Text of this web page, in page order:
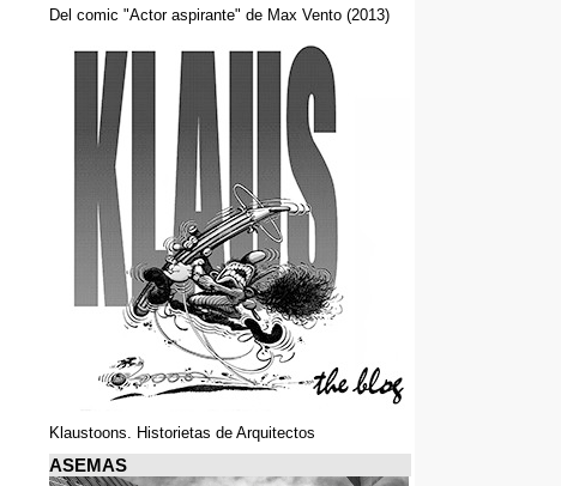
Del comic "Actor aspirante" de Max Vento (2013)
Klaustoons. Historietas de Arquitectos
ASEMAS